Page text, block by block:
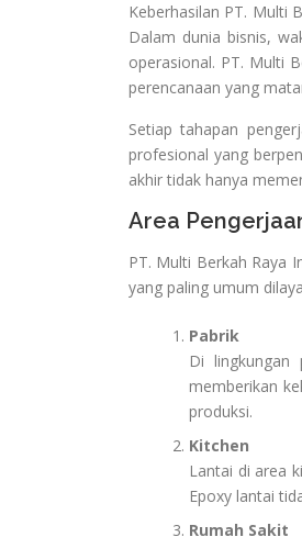
Keberhasilan PT. Multi
Dalam dunia bisnis,
operasional. PT. Multi
perencanaan yang
Setiap tahapan
profesional yang
akhir tidak hanya
Area
PT. Multi Berkah Raya
yang paling umum
Pabrik
Di
memberikan
produksi.
Kitchen
Lantai di area
Epoxy lantai
Rumah Sakit